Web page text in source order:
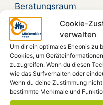
Cookie-
verwalten
Um dir ein optimales Erlebnis zu
Cookies, um
zuzugreifen. Wenn du diesen
wie das Surfverhalten oder
Wenn du deine Zustimmung
bestimmte Merkmale und
Beratungsraum
Aug. 16, 16:00
Carter und Enrico
Aug. 20, 15:00
seinem GrabOrt:
Aug. 20, 18:30Zum
Reiser – Gymmick